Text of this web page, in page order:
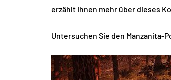
erzählt Ihnen mehr über dieses
Untersuchen Sie den Manzanita-